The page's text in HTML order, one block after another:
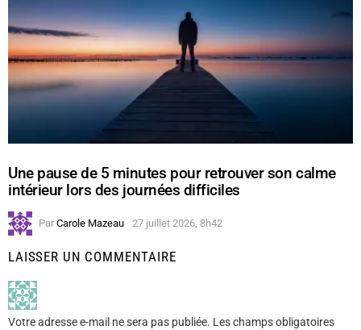
Une pause de 5 minutes pour retrouver son calme
intérieur lors des journées difficiles
Par Carole Mazeau 27 juillet 2026, 8h42
LAISSER UN COMMENTAIRE
Votre adresse e-mail ne sera pas publiée. Les champs obligatoires